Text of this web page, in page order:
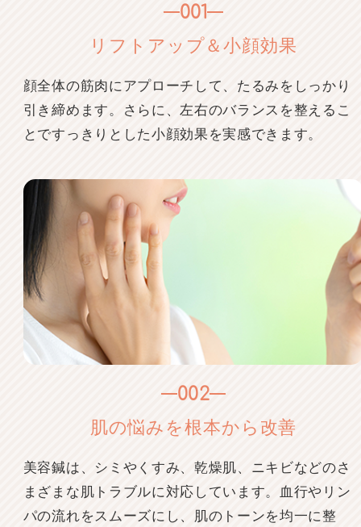
001
リフトアップ＆小顔効果
顔全体の筋肉にアプローチして、たるみをしっかり
引き締めます。さらに、左右のバランスを整えるこ
とですっきりとした小顔効果を実感できます。
002
肌の悩みを根本から改善
美容鍼は、シミやくすみ、乾燥肌、ニキビなどのさ
まざまな肌トラブルに対応しています。血行やリン
パの流れをスムーズにし、肌のトーンを均一に整